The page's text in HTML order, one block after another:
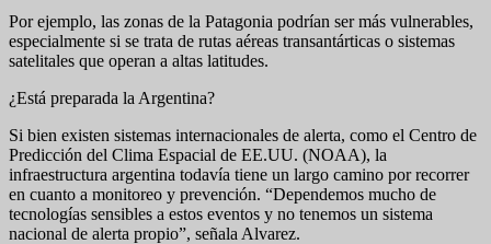
Por ejemplo, las zonas de la Patagonia podrían ser más vulnerables,
especialmente si se trata de rutas aéreas transantárticas o sistemas
satelitales que operan a altas latitudes.
¿Está preparada la Argentina?
Si bien existen sistemas internacionales de alerta, como el Centro de
Predicción del Clima Espacial de EE.UU. (NOAA), la
infraestructura argentina todavía tiene un largo camino por recorrer
en cuanto a monitoreo y prevención. “Dependemos mucho de
tecnologías sensibles a estos eventos y no tenemos un sistema
nacional de alerta propio”, señala Alvarez.